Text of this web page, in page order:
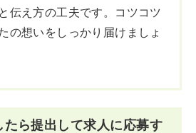
伝え方の工夫です。コツコツ
の想いをしっかり届けましょ
たら提出して求人に応募す